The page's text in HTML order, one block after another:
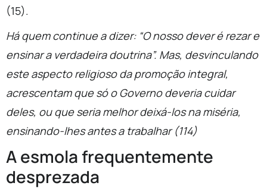
(15).
Há quem continue a dizer: “O nosso dever é rezar e
ensinar a verdadeira doutrina”. Mas, desvinculando
este aspecto religioso da promoção integral,
acrescentam que só o Governo deveria cuidar
deles, ou que seria melhor deixá-los na miséria,
ensinando-lhes antes a trabalhar (114)
A esmola frequentemente
desprezada